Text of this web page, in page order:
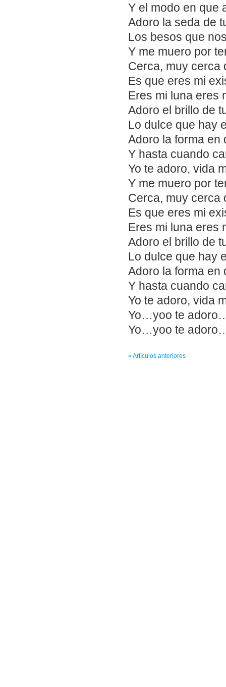
Y el modo en que
Adoro la seda de
Los besos que
Y me muero por
Cerca, muy cerca
Es que eres mi
Eres mi luna eres
Adoro el brillo de
Lo dulce que hay
Adoro la forma en
Y hasta cuando
Yo te adoro, vida
Y me muero por
Cerca, muy cerca
Es que eres mi
Eres mi luna eres
Adoro el brillo de
Lo dulce que hay
Adoro la forma en
Y hasta cuando
Yo te adoro, vida
Yo…yoo te
Yo…yoo te
« Artículos anteriores